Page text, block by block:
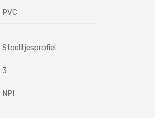
PVC
Stoeltjesprofiel
3
NPI